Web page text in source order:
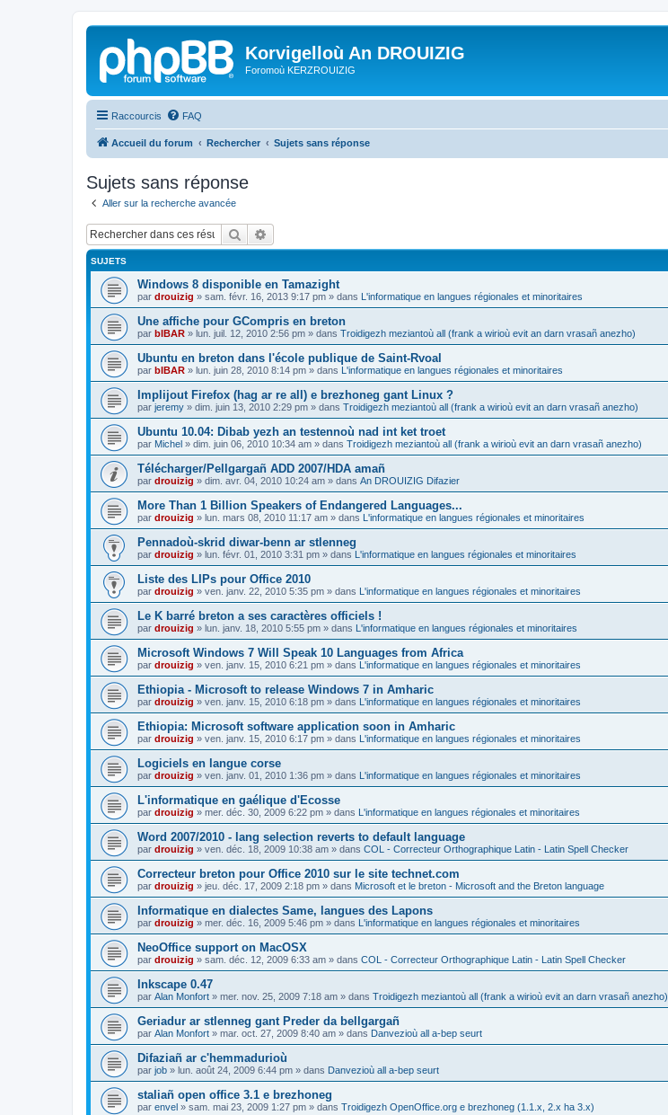
Korvigelloù An DROUIZIG
Foromoù KERZROUIZIG
Raccourcis FAQ
Accueil du forum Rechercher Sujets sans réponse
Sujets sans réponse
Aller sur la recherche avancée
Rechercher
SUJETS
Windows 8 disponible en Tamazight
par drouizig » sam. févr. 16, 2013 9:17 pm » dans L'informatique en langues régionales et minoritaires
Une affiche pour GCompris en breton
par bIBAR » lun. juil. 12, 2010 2:56 pm » dans Troidigezh meziantoù all (frank a wirioù evit an darn vrasañ anezho)
Ubuntu en breton dans l'école publique de Saint-Rvoal
par bIBAR » lun. juin 28, 2010 8:14 pm » dans L'informatique en langues régionales et minoritaires
Implijout Firefox (hag ar re all) e brezhoneg gant Linux ?
par jeremy » dim. juin 13, 2010 2:29 pm » dans Troidigezh meziantoù all (frank a wirioù evit an darn vrasañ anezho)
Ubuntu 10.04: Dibab yezh an testennoù nad int ket troet
par Michel » dim. juin 06, 2010 10:34 am » dans Troidigezh meziantoù all (frank a wirioù evit an darn vrasañ anezho)
Télécharger/Pellgargañ ADD 2007/HDA amañ
par drouizig » dim. avr. 04, 2010 10:24 am » dans An DROUIZIG Difazier
More Than 1 Billion Speakers of Endangered Languages...
par drouizig » lun. mars 08, 2010 11:17 am » dans L'informatique en langues régionales et minoritaires
Pennadoù-skrid diwar-benn ar stlenneg
par drouizig » lun. févr. 01, 2010 3:31 pm » dans L'informatique en langues régionales et minoritaires
Liste des LIPs pour Office 2010
par drouizig » ven. janv. 22, 2010 5:35 pm » dans L'informatique en langues régionales et minoritaires
Le K barré breton a ses caractères officiels !
par drouizig » lun. janv. 18, 2010 5:55 pm » dans L'informatique en langues régionales et minoritaires
Microsoft Windows 7 Will Speak 10 Languages from Africa
par drouizig » ven. janv. 15, 2010 6:21 pm » dans L'informatique en langues régionales et minoritaires
Ethiopia - Microsoft to release Windows 7 in Amharic
par drouizig » ven. janv. 15, 2010 6:18 pm » dans L'informatique en langues régionales et minoritaires
Ethiopia: Microsoft software application soon in Amharic
par drouizig » ven. janv. 15, 2010 6:17 pm » dans L'informatique en langues régionales et minoritaires
Logiciels en langue corse
par drouizig » ven. janv. 01, 2010 1:36 pm » dans L'informatique en langues régionales et minoritaires
L'informatique en gaélique d'Ecosse
par drouizig » mer. déc. 30, 2009 6:22 pm » dans L'informatique en langues régionales et minoritaires
Word 2007/2010 - lang selection reverts to default language
par drouizig » ven. déc. 18, 2009 10:38 am » dans COL - Correcteur Orthographique Latin - Latin Spell Checker
Correcteur breton pour Office 2010 sur le site technet.com
par drouizig » jeu. déc. 17, 2009 2:18 pm » dans Microsoft et le breton - Microsoft and the Breton language
Informatique en dialectes Same, langues des Lapons
par drouizig » mer. déc. 16, 2009 5:46 pm » dans L'informatique en langues régionales et minoritaires
NeoOffice support on MacOSX
par drouizig » sam. déc. 12, 2009 6:33 am » dans COL - Correcteur Orthographique Latin - Latin Spell Checker
Inkscape 0.47
par Alan Monfort » mer. nov. 25, 2009 7:18 am » dans Troidigezh meziantoù all (frank a wirioù evit an darn vrasañ anezho)
Geriadur ar stlenneg gant Preder da bellgargañ
par Alan Monfort » mar. oct. 27, 2009 8:40 am » dans Danvezioù all a-bep seurt
Difaziañ ar c'hemmadurioù
par job » lun. août 24, 2009 6:44 pm » dans Danvezioù all a-bep seurt
staliañ open office 3.1 e brezhoneg
par envel » sam. mai 23, 2009 1:27 pm » dans Troidigezh OpenOffice.org e brezhoneg (1.1.x, 2.x ha 3.x)